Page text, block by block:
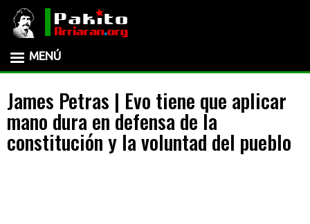
contenido
principal
MENÚ
James Petras | Evo tiene que aplicar
mano dura en defensa de la
constitución y la voluntad del pueblo